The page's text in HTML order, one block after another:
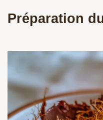
Préparation